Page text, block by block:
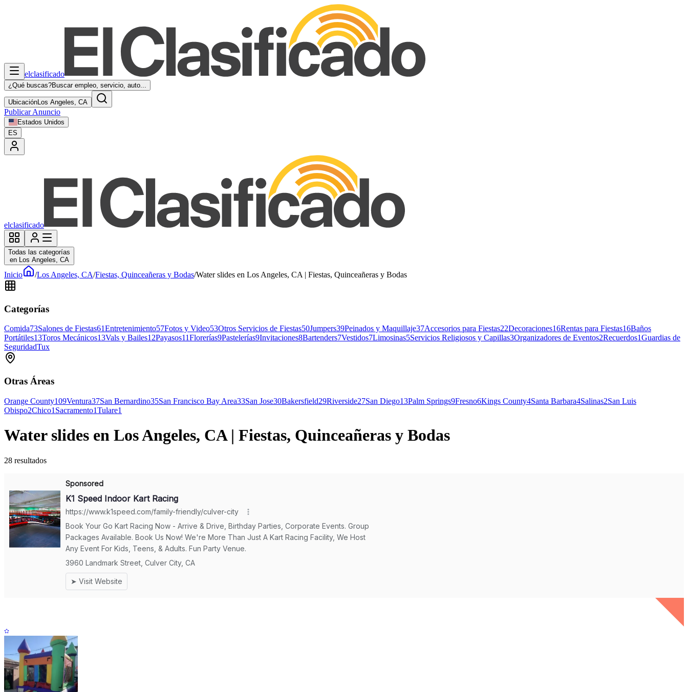
elclasificado
¿Qué buscas?Buscar empleo, servicio, auto...
UbicaciónLos Angeles, CA
Publicar Anuncio
Estados Unidos
ES
elclasificado
Todas las categorías
en Los Angeles, CA
Inicio /Los Angeles, CA/Fiestas, Quinceañeras y Bodas/Water slides en Los Angeles, CA | Fiestas, Quinceañeras y Bodas
Categorías
Comida73Salones de Fiestas61Entretenimiento57Fotos y Video53Otros Servicios de Fiestas50Jumpers39Peinados y Maquillaje37Accesorios para Fiestas22Decoraciones16Rentas para Fiestas16Baños
Portátiles13Toros Mecánicos13Vals y Bailes12Payasos11Florerías9Pastelerías9Invitaciones8Bartenders7Vestidos7Limosinas5Servicios Religiosos y Capillas3Organizadores de Eventos2Recuerdos1Guardias de
SeguridadTux
Otras Áreas
Orange County109Ventura37San Bernardino35San Francisco Bay Area33San Jose30Bakersfield29Riverside27San Diego13Palm Springs9Fresno6Kings County4Santa Barbara4Salinas2San Luis
Obispo2Chico1 Sacramento1Tulare1
Water slides en Los Angeles, CA | Fiestas, Quinceañeras y Bodas
28 resultados